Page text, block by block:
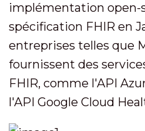
implémentation open-
spécification FHIR en
entreprises telles que
fournissent des
FHIR, comme l'API
l'API Google Cloud